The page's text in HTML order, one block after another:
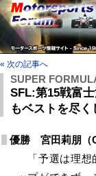
« 次の記事へ
SUPER
SFL:第15戦富
もベストを尽く
優勝 宮田莉朋（
「予選は理想